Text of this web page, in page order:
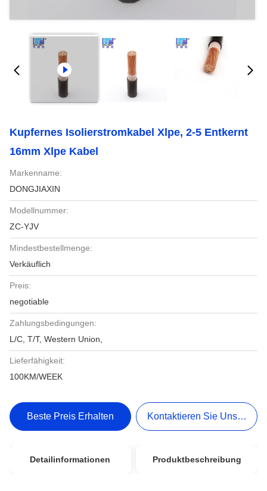
Kupfernes Isolierstromkabel Xlpe, 2-5 Entkernt
16mm Xlpe Kabel
Markenname:
DONGJIAXIN
Modellnummer:
ZC-YJV
Mindestbestellmenge:
Verkäuflich
Preis:
negotiable
Zahlungsbedingungen:
L/C, T/T, Western Union,
Lieferfähigkeit:
100KM/WEEK
Beste Preis Erhalten Kontaktieren Sie Uns Jetzt
Detailinformationen Produktbeschreibung